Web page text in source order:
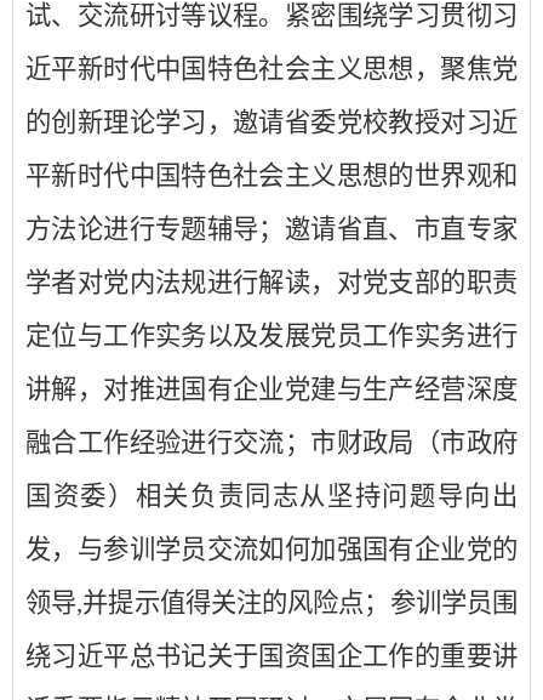
试、交流研讨等议程。紧密围绕学习贯彻习
近平新时代中国特色社会主义思想，聚焦党
的创新理论学习，邀请省委党校教授对习近
平新时代中国特色社会主义思想的世界观和
方法论进行专题辅导；邀请省直、市直专家
学者对党内法规进行解读，对党支部的职责
定位与工作实务以及发展党员工作实务进行
讲解，对推进国有企业党建与生产经营深度
融合工作经验进行交流；市财政局（市政府
国资委）相关负责同志从坚持问题导向出
发，与参训学员交流如何加强国有企业党的
领导,并提示值得关注的风险点；参训学员围
绕习近平总书记关于国资国企工作的重要讲